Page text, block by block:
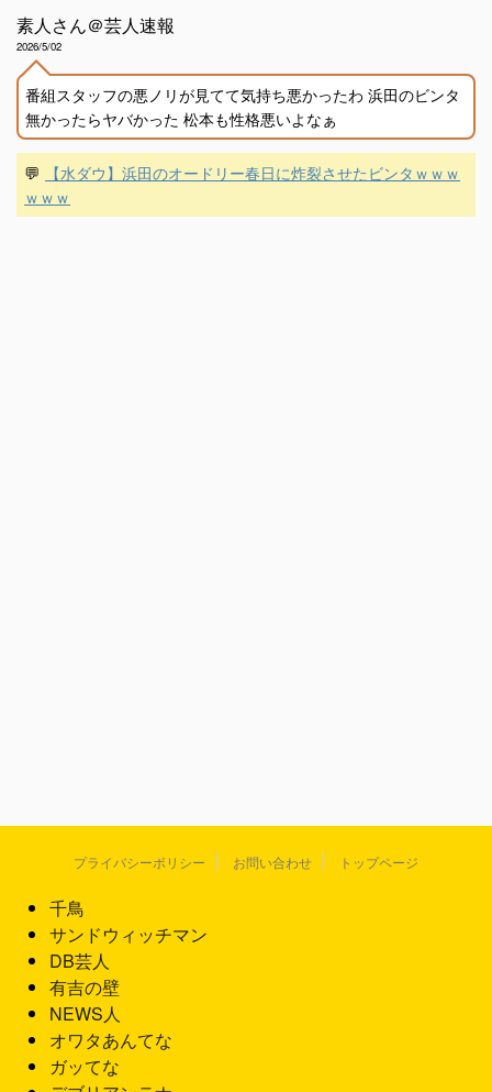
素人さん＠芸人速報
2026/5/02
番組スタッフの悪ノリが見てて気持ち悪かったわ 浜田のビンタ
無かったらヤバかった 松本も性格悪いよなぁ
💬
【水ダウ】浜田のオードリー春日に炸裂させたビンタｗｗｗ
ｗｗｗ
プライバシーポリシー お問い合わせ トップページ
千鳥
サンドウィッチマン
DB芸人
有吉の壁
NEWS人
オワタあんてな
ガッてな